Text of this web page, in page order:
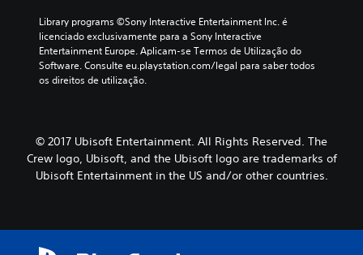
Library programs ©Sony Interactive Entertainment Inc. é
licenciado exclusivamente para a Sony Interactive
Entertainment Europe. Aplicam-se Termos de Utilização do
Software. Consulte eu.playstation.com/legal para saber todos
os direitos de utilização.
© 2017 Ubisoft Entertainment. All Rights Reserved. The
Crew logo, Ubisoft, and the Ubisoft logo are trademarks of
Ubisoft Entertainment in the US and/or other countries.